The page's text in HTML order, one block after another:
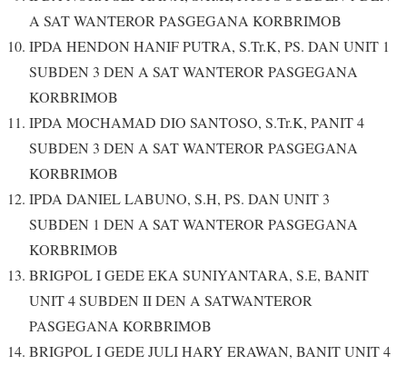
A SAT WANTEROR PASGEGANA KORBRIMOB
IPDA HENDON HANIF PUTRA, S.Tr.K, PS. DAN UNIT 1
SUBDEN 3 DEN A SAT WANTEROR PASGEGANA
KORBRIMOB
IPDA MOCHAMAD DIO SANTOSO, S.Tr.K, PANIT 4
SUBDEN 3 DEN A SAT WANTEROR PASGEGANA
KORBRIMOB
IPDA DANIEL LABUNO, S.H, PS. DAN UNIT 3
SUBDEN 1 DEN A SAT WANTEROR PASGEGANA
KORBRIMOB
BRIGPOL I GEDE EKA SUNIYANTARA, S.E, BANIT
UNIT 4 SUBDEN II DEN A SATWANTEROR
PASGEGANA KORBRIMOB
BRIGPOL I GEDE JULI HARY ERAWAN, BANIT UNIT 4